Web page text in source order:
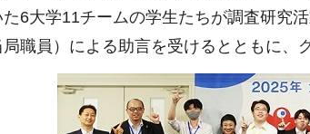
6大学11チームの学生たちが調査研究
職員）による助言を受けるとともに、